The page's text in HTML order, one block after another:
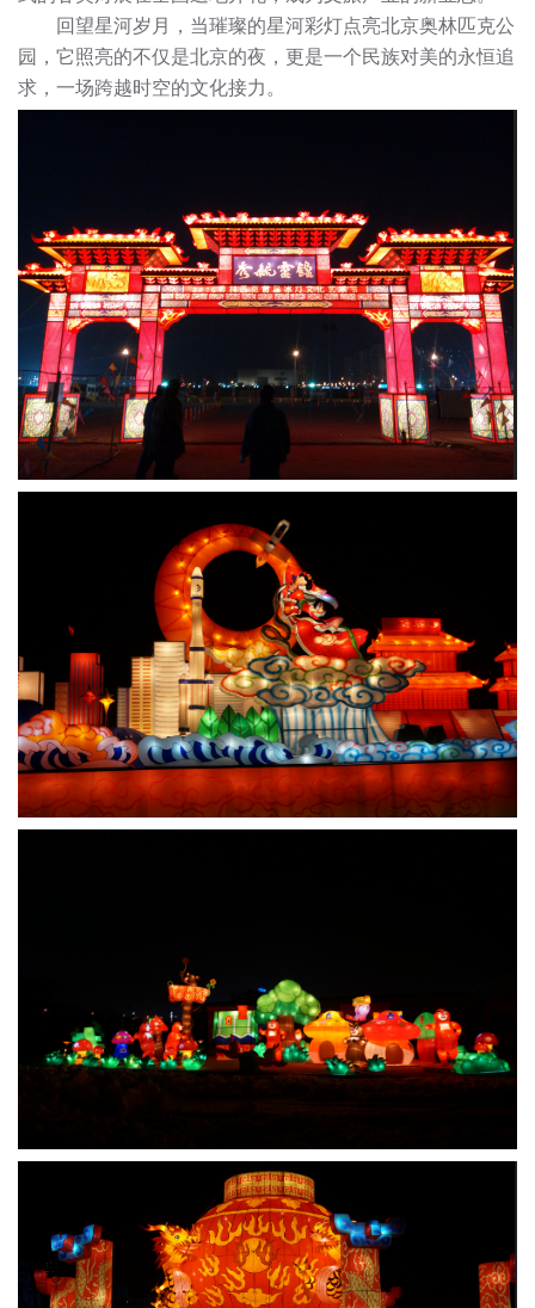
回望星河岁月，当璀璨的星河彩灯点亮北京奥林匹克公
园，它照亮的不仅是北京的夜，更是一个民族对美的永恒追
求，一场跨越时空的文化接力。